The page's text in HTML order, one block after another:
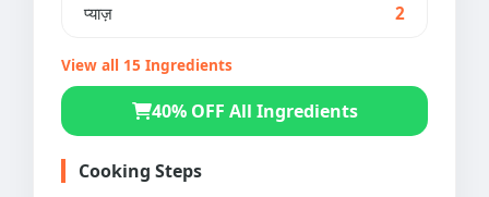
प्याज़ 2
View all 15 Ingredients
40% OFF All Ingredients
Cooking Steps